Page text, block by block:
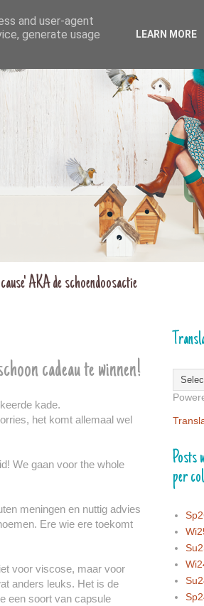
AKA de schoendoosactie
cadeau te winnen!
kade.
het komt allemaal wel
We gaan voor the whole
meningen en nuttig advies
Ere wie ere toekomt
voor viscose, maar voor
anders leuks. Het is de
een soort van capsule
Posts
per
and user-agent
generate usage
LEARN MORE